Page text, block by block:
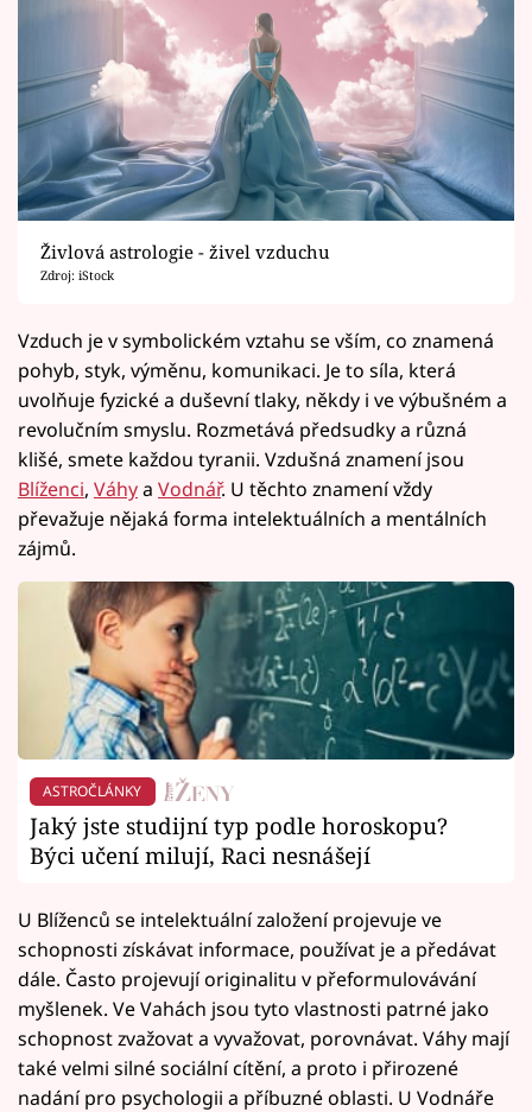
Živlová astrologie - živel vzduchu
Zdroj: iStock
Vzduch je v symbolickém vztahu se vším, co znamená
pohyb, styk, výměnu, komunikaci. Je to síla, která
uvolňuje fyzické a duševní tlaky, někdy i ve výbušném a
revolučním smyslu. Rozmetává předsudky a různá
klišé, smete každou tyranii. Vzdušná znamení jsou
Blíženci, Váhya Vodnář. U těchto znamení vždy
převažuje nějaká forma intelektuálních a mentálních
zájmů.
ASTROČLÁNKY
Jaký jste studijní typ podle horoskopu?
Býci učení milují, Raci nesnášejí
U Blíženců se intelektuální založení projevuje ve
schopnosti získávat informace, používat je a předávat
dále. Často projevují originalitu v přeformulovávání
myšlenek. Ve Vahách jsou tyto vlastnosti patrné jako
schopnost zvažovat a vyvažovat, porovnávat. Váhy mají
také velmi silné sociální cítění, a proto i přirozené
nadání pro psychologii a příbuzné oblasti. U Vodnáře